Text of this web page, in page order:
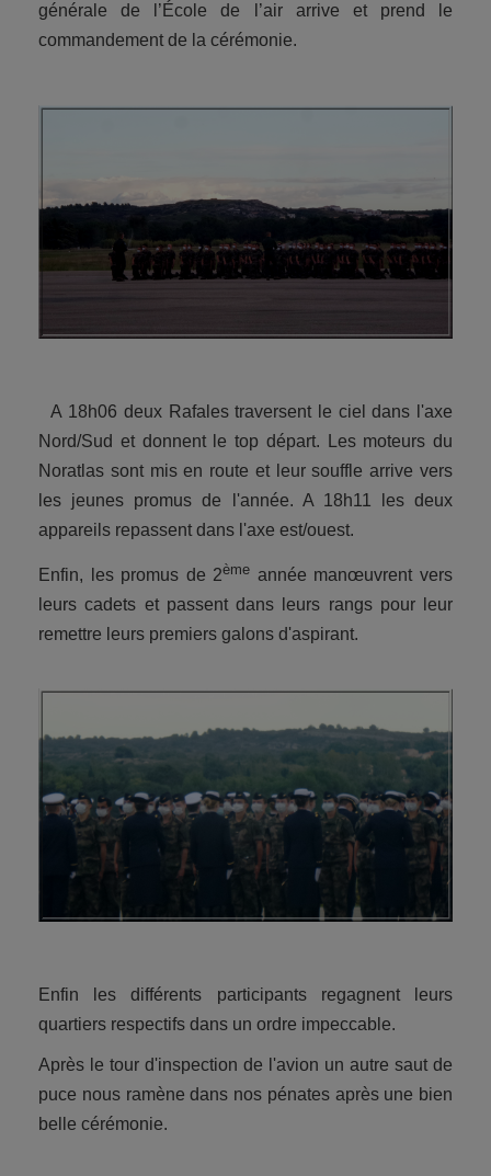
générale de l’École de l’air arrive et prend le
commandement de la cérémonie.
A 18h06 deux Rafales traversent le ciel dans l'axe
Nord/Sud et donnent le top départ. Les moteurs du
Noratlas sont mis en route et leur souffle arrive vers
les jeunes promus de l'année. A 18h11 les deux
appareils repassent dans l'axe est/ouest.
Enfin, les promus de 2ème année manœuvrent vers
leurs cadets et passent dans leurs rangs pour leur
remettre leurs premiers galons d'aspirant.
Enfin les différents participants regagnent leurs
quartiers respectifs dans un ordre impeccable.
Après le tour d'inspection de l'avion un autre saut de
puce nous ramène dans nos pénates après une bien
belle cérémonie.